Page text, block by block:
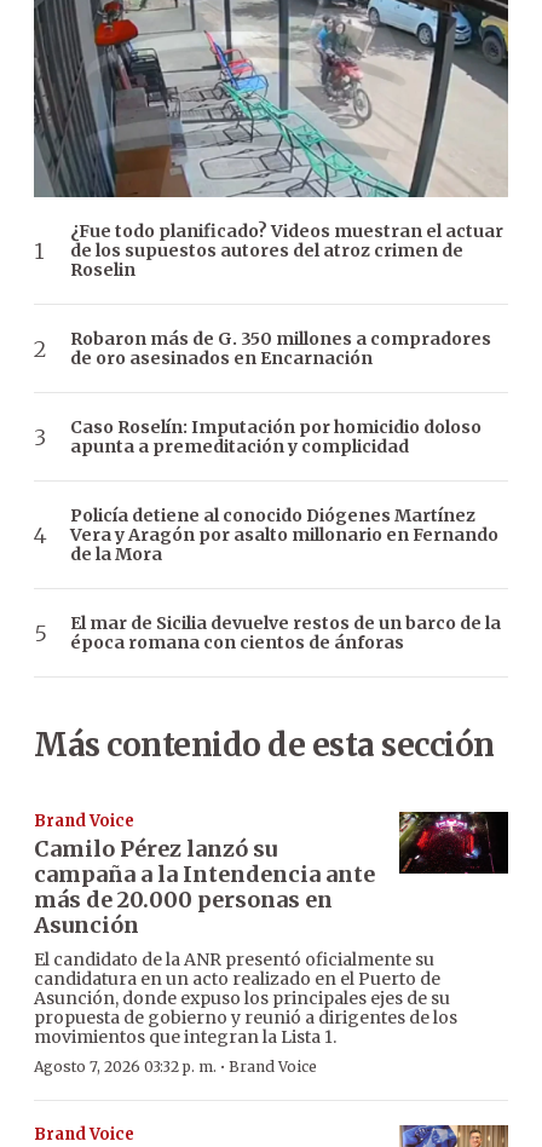
¿Fue todo planificado? Videos muestran el actuar
de los supuestos autores del atroz crimen de
Roselin
Robaron más de G. 350 millones a compradores
de oro asesinados en Encarnación
Caso Roselín: Imputación por homicidio doloso
apunta a premeditación y complicidad
Policía detiene al conocido Diógenes Martínez
Vera y Aragón por asalto millonario en Fernando
de la Mora
El mar de Sicilia devuelve restos de un barco de la
época romana con cientos de ánforas
Más contenido de esta sección
Brand Voice
Camilo Pérez lanzó su
campaña a la Intendencia ante
más de 20.000 personas en
Asunción
El candidato de la ANR presentó oficialmente su
candidatura en un acto realizado en el Puerto de
Asunción, donde expuso los principales ejes de su
propuesta de gobierno y reunió a dirigentes de los
movimientos que integran la Lista 1.
Agosto 7, 2026 03:32 p. m. · Brand Voice
Brand Voice